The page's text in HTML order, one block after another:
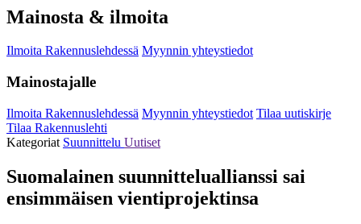
Mainosta & ilmoita
Ilmoita Rakennuslehdessä Myynnin yhteystiedot
Mainostajalle
Ilmoita Rakennuslehdessä Myynnin yhteystiedot Tilaa uutiskirje
Tilaa Rakennuslehti
Kategoriat Suunnittelu Uutiset
Suomalainen suunnitteluallianssi sai
ensimmäisen vientiprojektinsa